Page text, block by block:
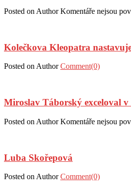
Posted on Author Komentáře nejsou
Kolečkova Kleopatra
Posted onAuthor Comment(0)
Miroslav Táborský exceloval
Posted on Author Komentáře nejsou
Luba Skořepová
Posted on Author Comment(0)